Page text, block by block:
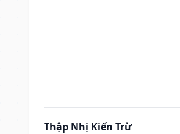
Thập Nhị Kiến Trừ